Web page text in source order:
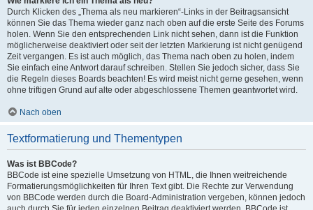
Durch Klicken des „Thema als neu markieren“-Links in der Beitragsansicht
können Sie das Thema wieder ganz nach oben auf die erste Seite des Forums
holen. Wenn Sie den entsprechenden Link nicht sehen, dann ist die Funktion
möglicherweise deaktiviert oder seit der letzten Markierung ist nicht genügend
Zeit vergangen. Es ist auch möglich, das Thema nach oben zu holen, indem
Sie einfach eine Antwort darauf schreiben. Stellen Sie jedoch sicher, dass Sie
die Regeln dieses Boards beachten! Es wird meist nicht gerne gesehen, wenn
ohne triftigen Grund auf alte oder abgeschlossene Themen geantwortet wird.
Nach oben
Textformatierung und Thementypen
Was ist BBCode?
BBCode ist eine spezielle Umsetzung von HTML, die Ihnen weitreichende
Formatierungsmöglichkeiten für Ihren Text gibt. Die Rechte zur Verwendung
von BBCode werden durch die Board-Administration vergeben, können jedoch